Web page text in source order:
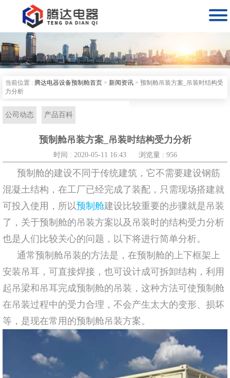

当前位置 : 腾达电器设备预制舱首页 > 新闻资讯 > 预制舱吊装方案_吊装时结构受
力分析
公司动态 产品百科
预制舱吊装方案_吊装时结构受力分析
时间 : 2020-05-11 16:43 浏览量 : 956
预制舱的建设不同于传统建筑，它不需要建设钢筋
混凝土结构，在工厂已经完成了装配，只需现场搭建就
可投入使用，所以预制舱建设比较重要的步骤就是吊装
了，关于预制舱的吊装方案以及吊装时的结构受力分析
也是人们比较关心的问题，以下将进行简单分析。
通常预制舱吊装的方法是，在预制舱的上下框架上
安装吊耳，可直接焊接，也可设计成可拆卸结构，利用
起吊梁和吊耳完成预制舱的吊装，这种方法可使预制舱
在吊装过程中的受力合理，不会产生太大的变形、损坏
等，是现在常用的预制舱吊装方案。